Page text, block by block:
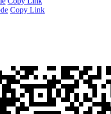
Copy Link